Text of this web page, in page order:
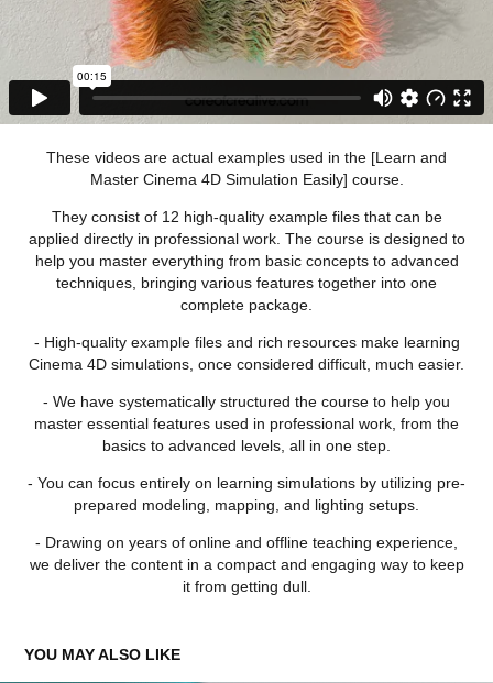
These videos are actual examples used in the [Learn and
Master Cinema 4D Simulation Easily] course.
They consist of 12 high-quality example files that can be
applied directly in professional work. The course is designed to
help you master everything from basic concepts to advanced
techniques, bringing various features together into one
complete package.
- High-quality example files and rich resources make learning
Cinema 4D simulations, once considered difficult, much easier.
- We have systematically structured the course to help you
master essential features used in professional work, from the
basics to advanced levels, all in one step.
- You can focus entirely on learning simulations by utilizing pre-
prepared modeling, mapping, and lighting setups.
- Drawing on years of online and offline teaching experience,
we deliver the content in a compact and engaging way to keep
it from getting dull.
YOU MAY ALSO LIKE